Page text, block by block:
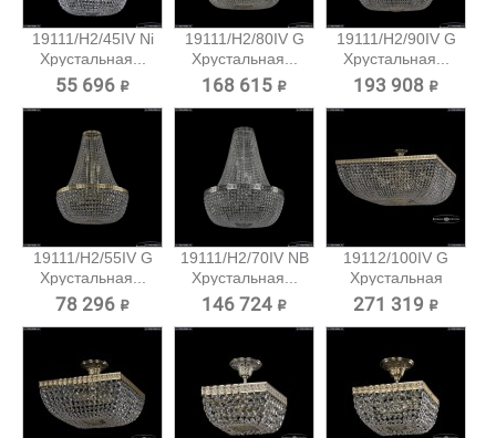
19111/H2/45IV Ni
Хрустальная...
55 696 ₽
19111/H2/80IV G
Хрустальная...
168 615 ₽
19111/H2/90IV G
Хрустальная...
193 908 ₽
19111/H2/55IV G
Хрустальная...
78 296 ₽
19111/H2/70IV NB
Хрустальная...
146 724 ₽
19112/100IV G
Хрустальная
потолочная...
271 319 ₽